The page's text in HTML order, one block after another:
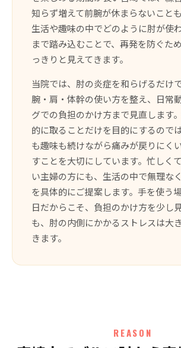
知らず増えて前腕が休まらないことも
生活や趣味の中でどのように肘が使
まで踏み込むことで、再発を防ぐた
っきりと見えてきます。
当院では、肘の炎症を和らげるだけ
腕・肩・体幹の使い方を整え、日常
グでの負担のかけ方まで見直します
的に取ることだけを目的にするので
も趣味も続けながら痛みが戻りにく
すことを大切にしています。忙しく
い主婦の方にも、生活の中で無理な
を具体的にご提案します。手を使う
日だからこそ、負担のかけ方を少し
も、肘の内側にかかるストレスは大
きます。
REASON